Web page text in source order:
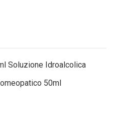
Soluzione Idroalcolica
50ml